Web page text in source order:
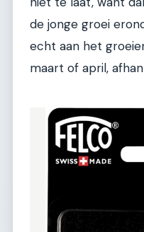
de jonge groei
echt aan het
maart of april,